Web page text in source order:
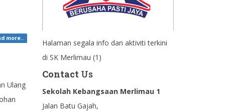
more..
Ulang
Halaman segala info dan aktiviti terkini
di SK Merlimau (1)
ContactUs
Sekolah Kebangsaan Merlimau 1
Jalan Batu Gajah,